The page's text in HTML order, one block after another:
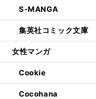
S-MANGA
集英社コミック文庫
女性マンガ
Cookie
Cocohana